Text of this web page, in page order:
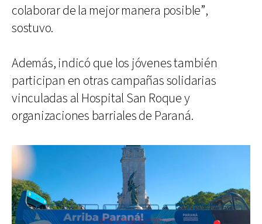
colaborar de la mejor manera posible”,
sostuvo.
Además, indicó que los jóvenes también
participan en otras campañas solidarias
vinculadas al Hospital San Roque y
organizaciones barriales de Paraná.